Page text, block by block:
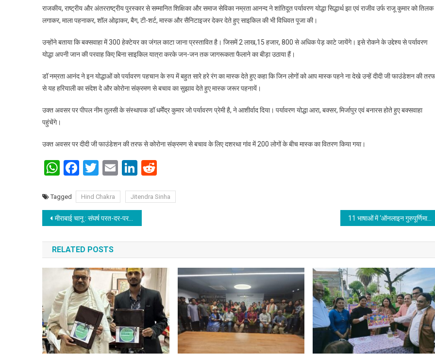
राजकीय, राष्ट्रीय और अंतरराष्ट्रीय पुरस्कार से सम्मानित शिक्षिका और समाज सेविका नम्रता आनन्द ने शांतिदूत पर्यावरण योद्धा सिद्धार्थ झा एवं राजीव उर्फ राजू कुमार को तिलक
लगाकर, माला पहनाकर, शॉल ओढ़ाकर, बैग, टी-शर्ट, मास्क और सैनिटाइजर देकर देते हुए साइकिल की भी विधिवत पूजा की।
उन्होंने बताया कि बक्सवाहा में 300 हेक्टेयर का जंगल काटा जाना प्रस्तावित है। जिसमें 2 लाख,15 हजार, 800 से अधिक पेड़ काटे जायेंगे। इसे रोकने के उद्देश्य से पर्यावरण
योद्धा अपनी जान की परवाह किए बिना साइकिल यात्रा करके जन-जन तक जागरूकता फैलाने का बीड़ा उठाया हैं।
डॉ नम्रता आनंद ने इन योद्धाओं को पर्यावरण पहचान के रुप में बहुत सारे हरे रंग का मास्क देते हुए कहा कि जिन लोगों को आप मास्क पहने ना देखे उन्हें दीदी जी फाउंडेशन की तरफ
से यह हरियाली का संदेश दे और कोरोना संक्रमण से बचाव का सुझाव देते हुए मास्क जरूर पहनायें।
उक्त अवसर पर पीपल नीम तुलसी के संस्थापक डॉ धर्मेंद्र कुमार जो पर्यावरण प्रेमी है, ने आशीर्वाद दिया। पर्यावरण योद्धा आरा, बक्सर, मिर्जापुर एवं बनारस होते हुए बक्सवाहा
पहुंचेंगे।
उक्त अवसर पर दीदी जी फाउंडेशन की तरफ से कोरोना संक्रमण से बचाव के लिए दशरथा गांव में 200 लोगों के बीच मास्क का वितरण किया गया।
WhatsApp
Facebook
Twitter
EmailLinkedIn
Tagged Hind Chakra Jitendra Sinha
Post navigation
मीराबाई चानू : संघर्ष परत-दर-परत, ओलंपिक में रजत 11 भाषाओं में ‘ऑनलाइन गुरुपूर्णिमा महोत्सव’ संपन्न
RELATED POSTS